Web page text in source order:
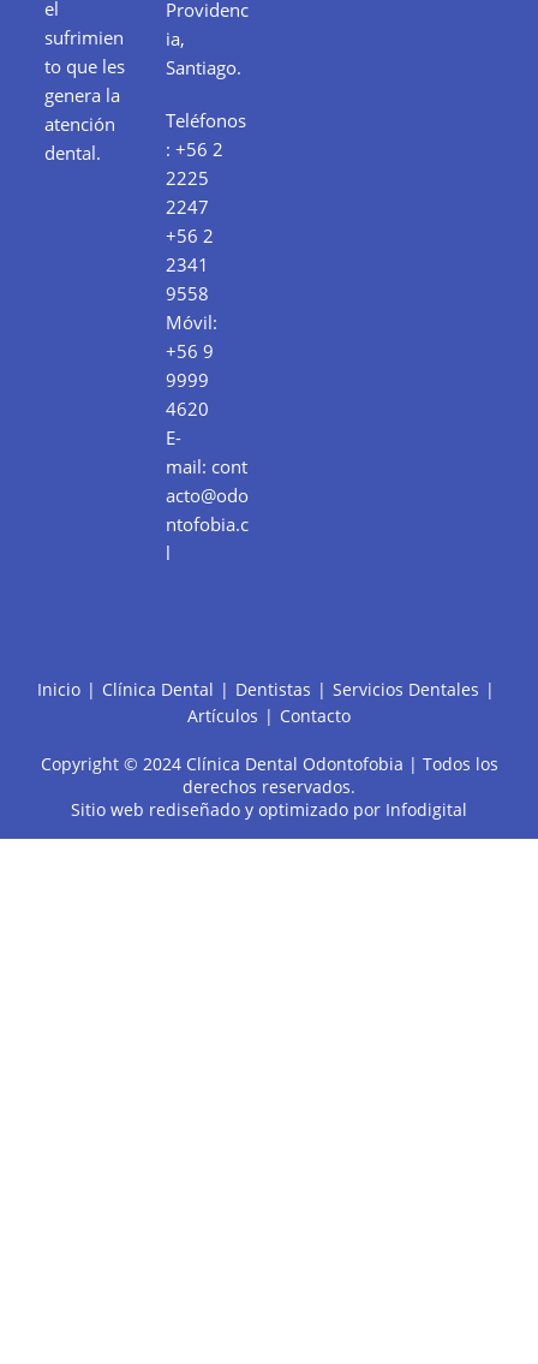
el
sufrimien
to que les
genera la
atención
dental.
Providenc
ia,
Santiago.
Teléfonos
:+56 2
2225
2247
+56 2
2341
9558
Móvil:
+56 9
9999
4620
E-
mail: cont
acto@odo
ntofobia.c
l
Inicio Clínica Dental Dentistas
Servicios Dentales
Artículos
Contacto
Copyright © 2024 Clínica Dental Odontofobia | Todos los
derechos reservados.
Sitio web rediseñado y optimizado por Infodigital